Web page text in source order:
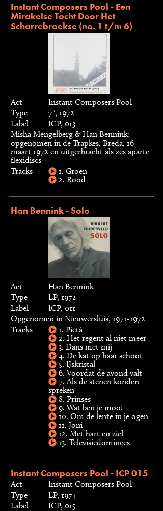
Instant Composers Pool - Een
Mirakelse Tocht Door Het
Scharrebroekse (no. 1 t/m 6)
Act
Instant Composers Pool
Type
7", 1972
Label
ICP, 013
Misha Mengelberg & Han Bennink;
opgenomen in de Trapkes, Breda, 16
maart 1972 en uitgerbracht als zes aparte
flexidiscs
Tracks
1. Groen
2. Rood
Han Bennink - Solo
Act
Han Bennink
Type
LP, 1972
Label
ICP, 011
Opgenomen in Nieuwersluis, 1971-1972
Tracks
1. Pietà
2. Het regent al niet meer
3. Dans met mij
4. De kat op haar schoot
5. IJskristal
6. Voordat de avond valt
7. Als de stenen konden
spreken
8. Prinses
9. Wat ben je mooi
10. Om de lente in je ogen
11. Joni
12. Met hart en ziel
13. Televisiedominees
Instant Composers Pool - ICP 015
Act
Instant Composers Pool
Type
LP, 1974
Label
ICP, 015